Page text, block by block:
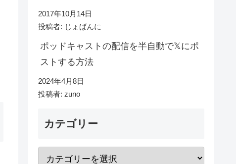
2017年10月14日
投稿者: じょばんに
ポッドキャストの配信を半自動で𝕏にポ
ストする方法
2024年4月8日
投稿者: zuno
カテゴリー